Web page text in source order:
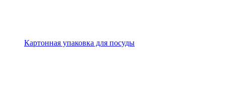
Картонная упаковка для посуды